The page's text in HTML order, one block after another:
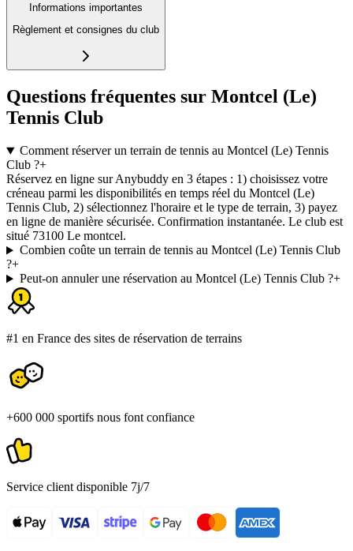
Informations importantes
Règlement et consignes du club
Questions fréquentes sur Montcel (Le)
Tennis Club
Comment réserver un terrain de tennis au Montcel (Le) Tennis
Club ?+
Réservez en ligne sur Anybuddy en 3 étapes : 1) choisissez votre
créneau parmi les disponibilités en temps réel du Montcel (Le)
Tennis Club, 2) sélectionnez l'horaire et le type de terrain, 3) payez
en ligne de manière sécurisée. Confirmation instantanée. Le club est
situé 73100 Le montcel.
Combien coûte un terrain de tennis au Montcel (Le) Tennis Club
?+
Peut-on annuler une réservation au Montcel (Le) Tennis Club ?+
#1 en France des sites de réservation de terrains
+600 000 sportifs nous font confiance
Service client disponible 7j/7